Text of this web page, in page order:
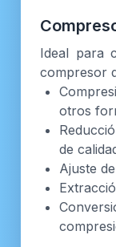
Ideal para
compresor
otros
de
Ajuste